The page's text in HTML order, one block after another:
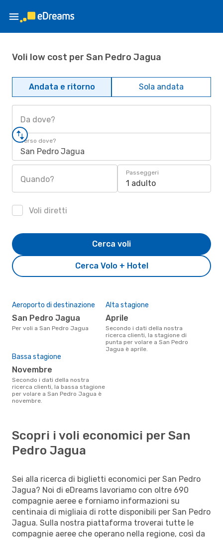
Voli low cost per San Pedro Jagua
Andata e ritorno Sola andata
Da dove?
Verso dove?
San Pedro Jagua
Quando?
Passeggeri
1 adulto
Voli diretti
Cerca Volo + Hotel
Cerca voli
Aeroporto di destinazione
San Pedro Jagua
Per voli a San Pedro Jagua
Alta stagione
aprile
Secondo i dati della nostra
ricerca clienti, la stagione di
punta per volare a San Pedro
Jagua è aprile.
Bassa stagione
novembre
Secondo i dati della nostra
ricerca clienti, la bassa stagione
per volare a San Pedro Jagua è
novembre.
Scopri i voli economici per San
Pedro Jagua
Sei alla ricerca di biglietti economici per San Pedro
Jagua? Noi di eDreams lavoriamo con oltre 690
compagnie aeree e forniamo informazioni su
centinaia di migliaia di rotte disponibili per San Pedro
Jagua. Sulla nostra piattaforma troverai tutte le
compagnie aeree che operano nella regione, così da